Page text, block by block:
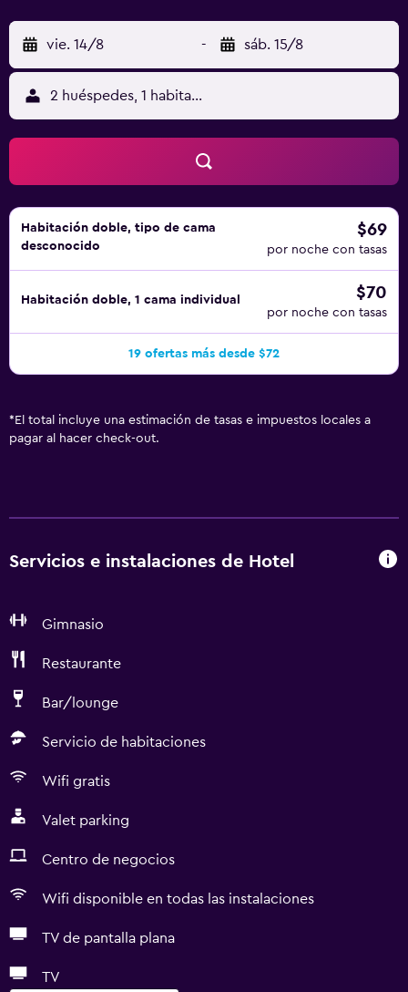
vie. 14/8 - sáb. 15/8
2 huéspedes, 1 habitación
Habitación doble, tipo de cama
desconocido
$69
por noche con tasas
Habitación doble, 1 cama individual $70
por noche con tasas
19 ofertas más desde $72
* El total incluye una estimación de tasas e impuestos locales a
pagar al hacer check-out.
Servicios e instalaciones de Hotel
Gimnasio
Restaurante
Bar/lounge
Servicio de habitaciones
Wifi gratis
Valet parking
Centro de negocios
Wifi disponible en todas las instalaciones
TV de pantalla plana
TV